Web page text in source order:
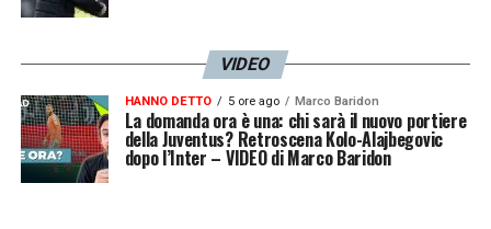
VIDEO
HANNO DETTO 5 ore ago Marco Baridon
La domanda ora è una: chi sarà il nuovo portiere
della Juventus? Retroscena Kolo-Alajbegovic
dopo l’Inter – VIDEO di Marco Baridon